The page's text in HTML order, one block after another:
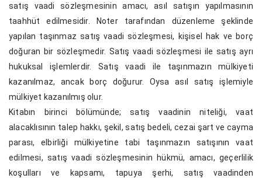
satış vaadi sözleşmesinin amacı, asıl satışın yapılmasının
taahhüt edilmesidir. Noter tarafından düzenleme şeklinde
yapılan taşınmaz satış vaadi sözleşmesi, kişisel hak ve borç
doğuran bir sözleşmedir. Satış vaadi sözleşmesi ile satış ayrı
hukuksal işlemlerdir. Satış vaadi ile taşınmazın mülkiyeti
kazanılmaz, ancak borç doğurur. Oysa asıl satış işlemiyle
mülkiyet kazanılmış olur.
Kitabın birinci bölümünde; satış vaadinin niteliği, vaat
alacaklısının talep hakkı, şekil, satış bedeli, cezai şart ve cayma
parası, elbirliği mülkiyetine tabi taşınmazın satışının vaat
edilmesi, satış vaadi sözleşmesinin hükmü, amacı, geçerlilik
koşulları ve kapsamı, tapuya şerhi, satış vaadinden